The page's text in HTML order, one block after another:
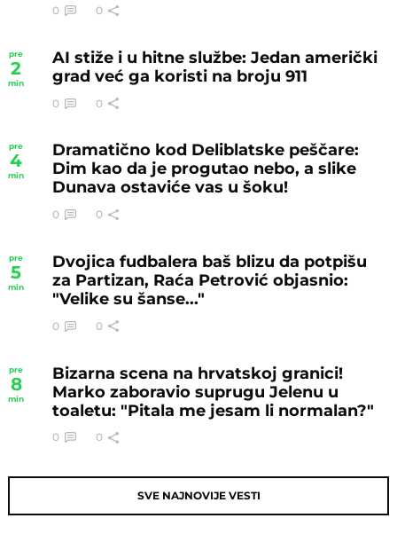
0 0
pre
2
min
AI stiže i u hitne službe: Jedan američki
grad već ga koristi na broju 911
0 0
pre
4
min
Dramatično kod Deliblatske peščare:
Dim kao da je progutao nebo, a slike
Dunava ostaviće vas u šoku!
0 0
pre
5
min
Dvojica fudbalera baš blizu da potpišu
za Partizan, Raća Petrović objasnio:
"Velike su šanse..."
0 0
pre
8
min
Bizarna scena na hrvatskoj granici!
Marko zaboravio suprugu Jelenu u
toaletu: "Pitala me jesam li normalan?"
0 0
SVE NAJNOVIJE VESTI